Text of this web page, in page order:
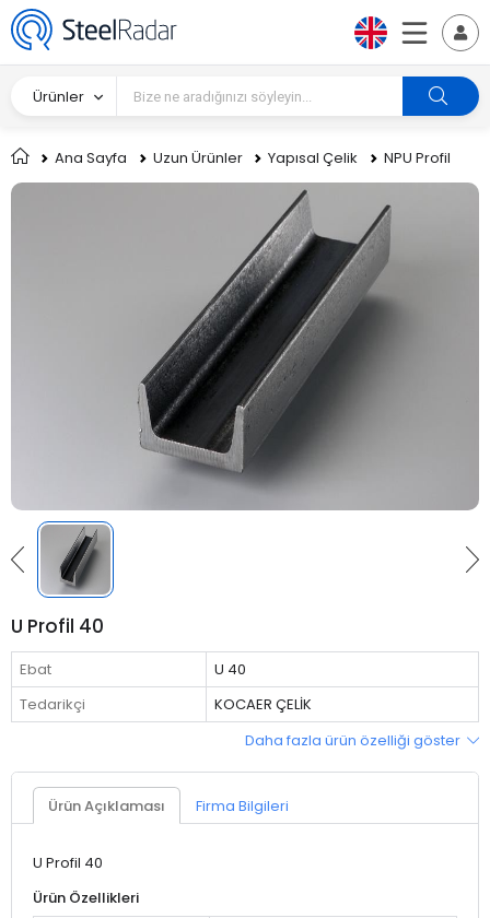
Ürünler
Ana Sayfa Uzun Ürünler Yapısal Çelik NPU Profil
U Profil 40
Ebat
U 40
Tedarikçi
KOCAER ÇELİK
Daha fazla ürün özelliği göster
Ürün Açıklaması Firma Bilgileri
U Profil 40
Ürün Özellikleri